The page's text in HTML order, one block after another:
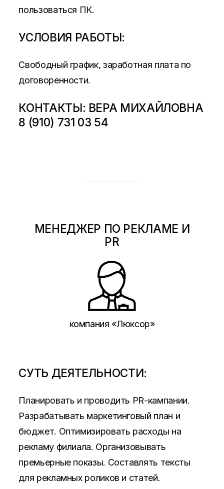
пользоваться ПК.
УСЛОВИЯ РАБОТЫ:
Свободный график, заработная плата по
договоренности.
КОНТАКТЫ: ВЕРА МИХАЙЛОВНА
8 (910) 731 03 54
МЕНЕДЖЕР ПО РЕКЛАМЕ И
PR
компания «Люксор»
СУТЬ ДЕЯТЕЛЬНОСТИ:
Планировать и проводить PR-кампании.
Разрабатывать маркетинговый план и
бюджет. Оптимизировать расходы на
рекламу филиала. Организовывать
премьерные показы. Составлять тексты
для рекламных роликов и статей.